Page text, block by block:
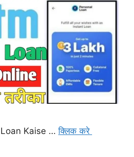
Loan Kaise …क्लिक करे